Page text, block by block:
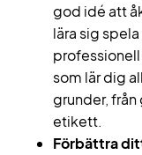
god idé att
lära sig
som lär dig
grunder,
etikett.
Förbättra